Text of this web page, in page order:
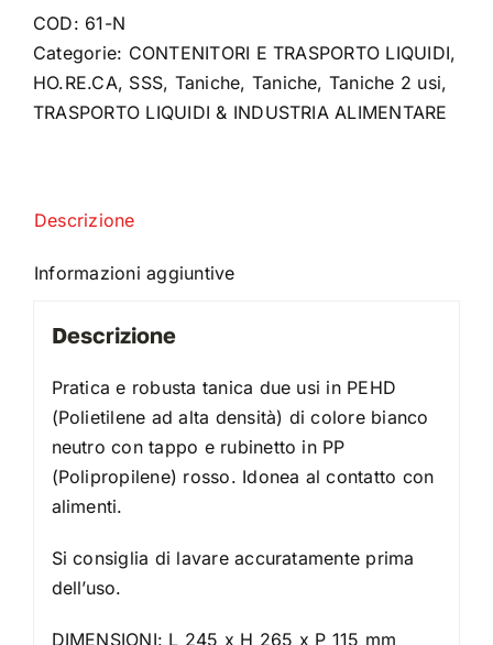
COD: 61-N
Categorie: CONTENITORI E TRASPORTO LIQUIDI,
HO.RE.CA, SSS, Taniche, Taniche, Taniche 2 usi,
TRASPORTO LIQUIDI & INDUSTRIA ALIMENTARE
Descrizione
Informazioni aggiuntive
Descrizione
Pratica e robusta tanica due usi in PEHD
(Polietilene ad alta densità) di colore bianco
neutro con tappo e rubinetto in PP
(Polipropilene) rosso. Idonea al contatto con
alimenti.
Si consiglia di lavare accuratamente prima
dell’uso.
DIMENSIONI: L 245 x H 265 x P 115 mm